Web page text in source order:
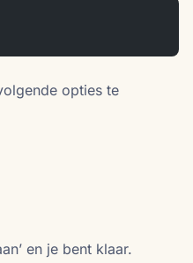
opties te
en je bent klaar.